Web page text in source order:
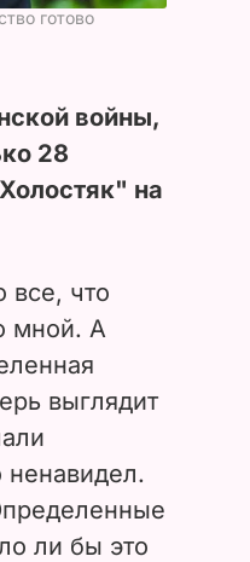
готово
войны,
28
на
все, что
мной. А
выглядит
ненавидел.
ли бы это